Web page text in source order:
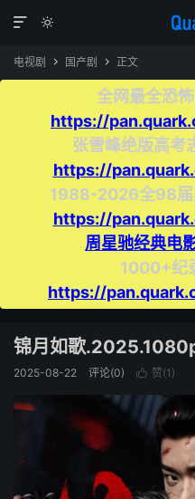


电视剧  国产剧  正文
全网最全恐怖
https://
张雪峰绝版高考
https://
1988-2026全98届
https://
周星驰经典电
1000+纪
https://
锦月如歌
2025-08-22 评论(0)  赞(1 )